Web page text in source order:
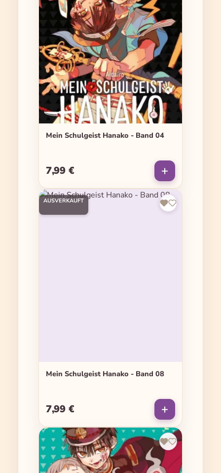
Mein Schulgeist Hanako - Band 04
Regulärer Preis:
7,99 €
AUSVERKAUFT
Mein Schulgeist Hanako - Band 08
Regulärer Preis:
7,99 €